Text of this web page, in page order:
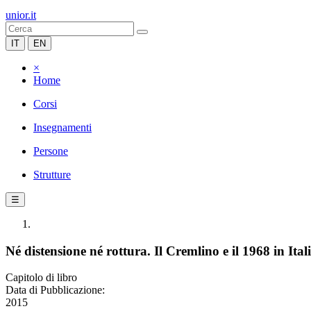
unior.it
IT EN
×
Home
Corsi
Insegnamenti
Persone
Strutture
☰
Né distensione né rottura. Il Cremlino e il 1968 in
Capitolo di libro
Data di Pubblicazione:
2015